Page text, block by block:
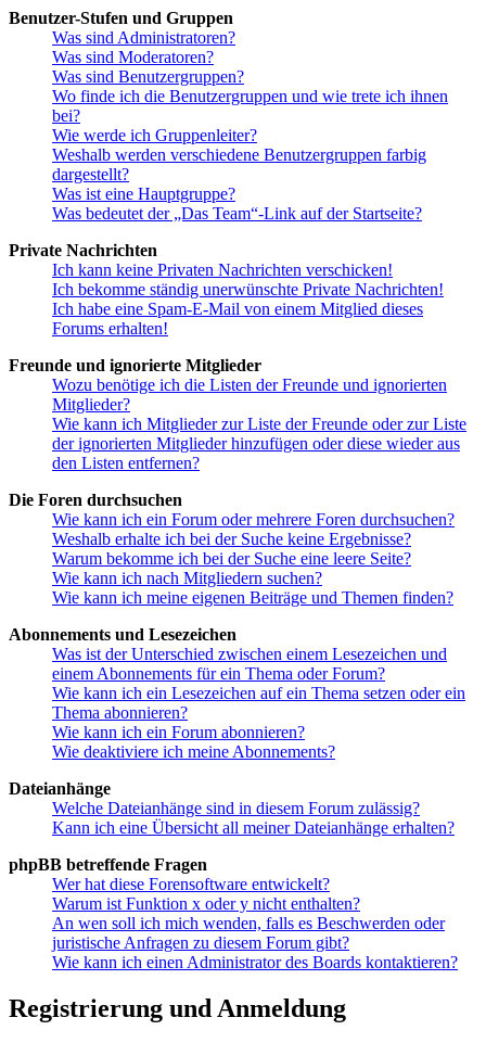
Benutzer-Stufen und Gruppen
Was sind Administratoren?
Was sind Moderatoren?
Was sind Benutzergruppen?
Wo finde ich die Benutzergruppen und wie trete ich ihnen
bei?
Wie werde ich Gruppenleiter?
Weshalb werden verschiedene Benutzergruppen farbig
dargestellt?
Was ist eine Hauptgruppe?
Was bedeutet der „Das Team“-Link auf der Startseite?
Private Nachrichten
Ich kann keine Privaten Nachrichten verschicken!
Ich bekomme ständig unerwünschte Private Nachrichten!
Ich habe eine Spam-E-Mail von einem Mitglied dieses
Forums erhalten!
Freunde und ignorierte Mitglieder
Wozu benötige ich die Listen der Freunde und ignorierten
Mitglieder?
Wie kann ich Mitglieder zur Liste der Freunde oder zur Liste
der ignorierten Mitglieder hinzufügen oder diese wieder aus
den Listen entfernen?
Die Foren durchsuchen
Wie kann ich ein Forum oder mehrere Foren durchsuchen?
Weshalb erhalte ich bei der Suche keine Ergebnisse?
Warum bekomme ich bei der Suche eine leere Seite?
Wie kann ich nach Mitgliedern suchen?
Wie kann ich meine eigenen Beiträge und Themen finden?
Abonnements und Lesezeichen
Was ist der Unterschied zwischen einem Lesezeichen und
einem Abonnements für ein Thema oder Forum?
Wie kann ich ein Lesezeichen auf ein Thema setzen oder ein
Thema abonnieren?
Wie kann ich ein Forum abonnieren?
Wie deaktiviere ich meine Abonnements?
Dateianhänge
Welche Dateianhänge sind in diesem Forum zulässig?
Kann ich eine Übersicht all meiner Dateianhänge erhalten?
phpBB betreffende Fragen
Wer hat diese Forensoftware entwickelt?
Warum ist Funktion x oder y nicht enthalten?
An wen soll ich mich wenden, falls es Beschwerden oder
juristische Anfragen zu diesem Forum gibt?
Wie kann ich einen Administrator des Boards kontaktieren?
Registrierung und Anmeldung